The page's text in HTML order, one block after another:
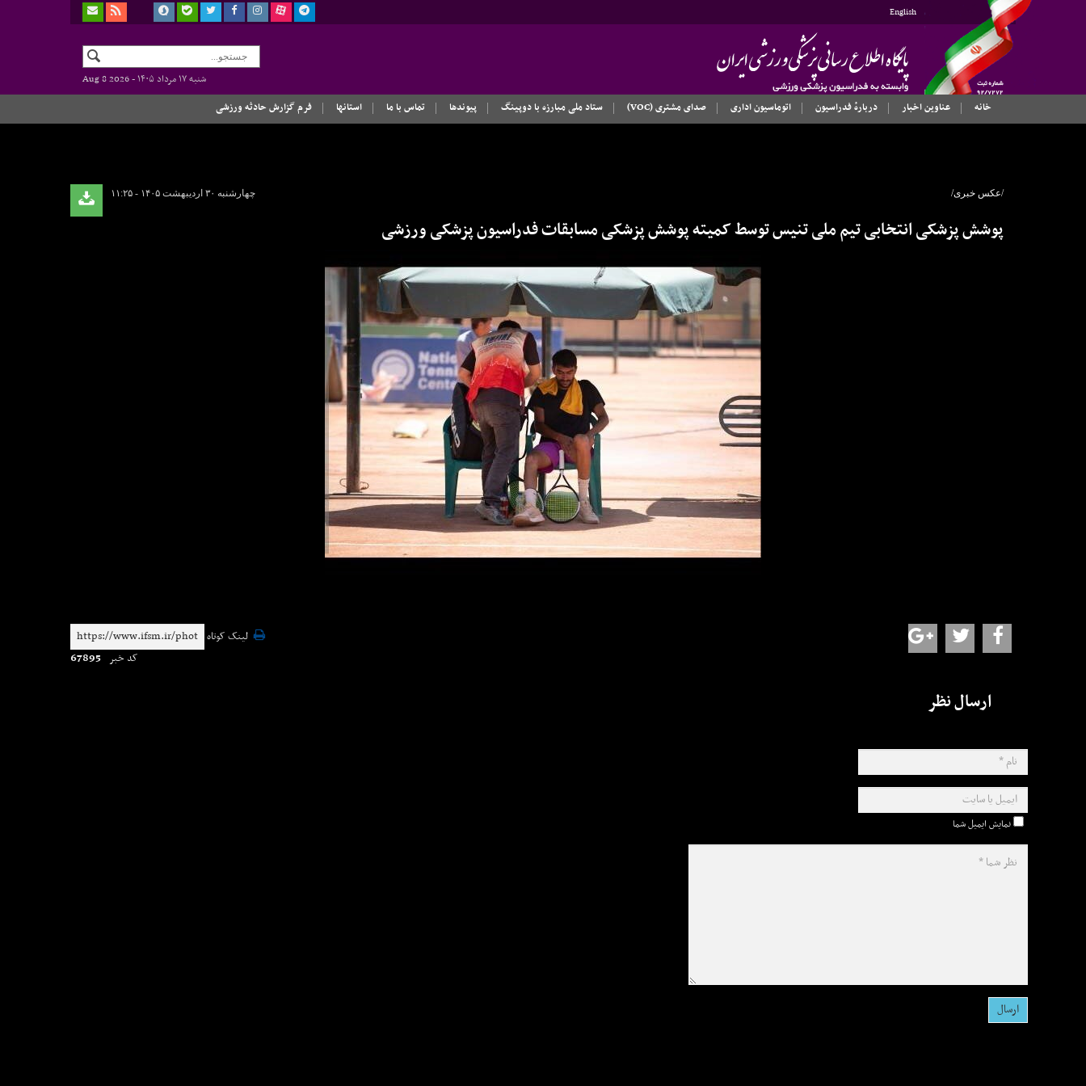
English
شنبه ۱۷ مرداد ۱۴۰۵ -
Aug 8 2026
خانه
عناوین اخبار دربارهٔ فدراسیون اتوماسیون اداری صدای مشتری (VOC) ستاد ملی مبارزه با دوپینگ پیوندها تماس با ما استانها فرم گزارش حادثه ورزشی
چهارشنبه ۳۰ اردیبهشت ۱۴۰۵ - ۱۱:۲۵ /عکس خبری/
پوشش پزشکی انتخابی تیم ملی تنیس توسط کمیته پوشش پزشکی مسابقات فدراسیون پزشکی ورزشی
لینک کوتاه
کد خبر 67895
ارسال نظر
نمایش ایمیل شما